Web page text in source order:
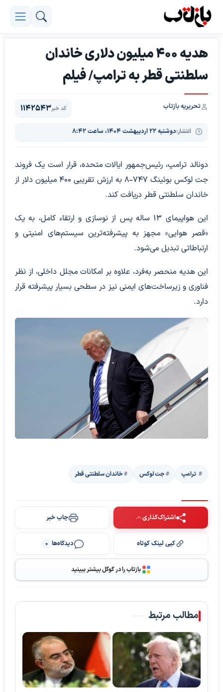
هدیه ۴۰۰ میلیون دلاری خاندان
سلطنتی قطر به ترامپ/ فیلم
تحریریه بازتاب
انتشار:دوشنبه ۲۲ اردیبهشت ۱۴۰۴، ساعت ۸:۴۲
کد خبر1142543
دونالد ترامپ، رئیس‌جمهور ایالات متحده، قرار است یک فروند
جت لوکس بوئینگ 747-8 به ارزش تقریبی 400 میلیون دلار از
خاندان سلطنتی قطر دریافت کند.
این هواپیمای 13 ساله پس از نوسازی و ارتقاء کامل، به یک
«قصر هوایی» مجهز به پیشرفته‌ترین سیستم‌های امنیتی و
ارتباطاتی تبدیل می‌شود.
این هدیه منحصر به‌فرد، علاوه بر امکانات مجلل داخلی، از نظر
فناوری و زیرساخت‌های ایمنی نیز در سطحی بسیار پیشرفته قرار
دارد.
‍‍‍ ترامپ جت لوکس خاندان سلطنتی قطر
اشتراک‌گذاری چاپ خبر
کپی لینک کوتاه دیدگاه‌ها 0
بازتاب را در گوگل بیشتر ببینید
مطالب مرتبط